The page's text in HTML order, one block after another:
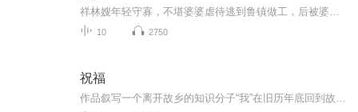
10 2750
祝福